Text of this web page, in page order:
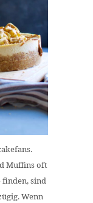
Muffins oft
finden, sind
Wenn